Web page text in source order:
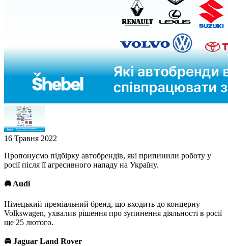
16 Травня 2022
Пропонуємо підбірку автобрендів, які припинили роботу у
росії після її агресивного нападу на Україну.
🚘 Audi
Німецький преміальний бренд, що входить до концерну
Volkswagen, ухвалив рішення про зупинення діяльності в росії
ще 25 лютого.
🚘 Jaguar Land Rover